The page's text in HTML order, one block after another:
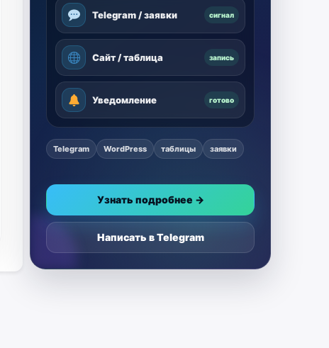
Telegram / заявки сигнал
Сайт / таблица запись
Уведомление готово
Telegram WordPress таблицы заявки
Узнать подробнее →
Написать в Telegram